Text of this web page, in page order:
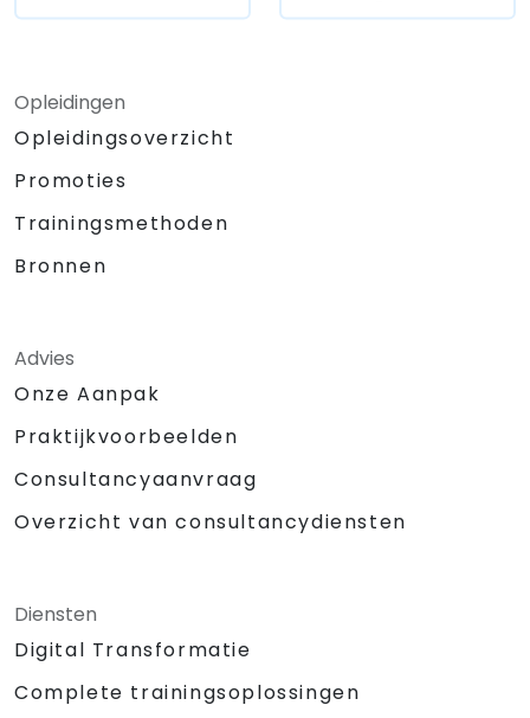
Opleidingen
Opleidingsoverzicht
Promoties
Trainingsmethoden
Bronnen
Advies
Onze Aanpak
Praktijkvoorbeelden
Consultancyaanvraag
Overzicht van consultancydiensten
Diensten
Digital Transformatie
Complete trainingsoplossingen